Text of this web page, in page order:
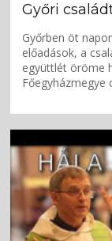
Győri
Győrben öt
előadások, a
együttlét öröme
Főegyházmegye